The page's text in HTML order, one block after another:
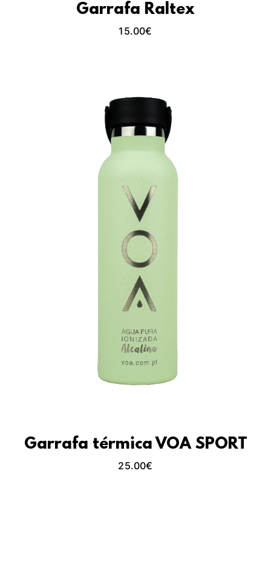
Garrafa Raltex
15.00€
Garrafa térmica VOA SPORT
25.00€